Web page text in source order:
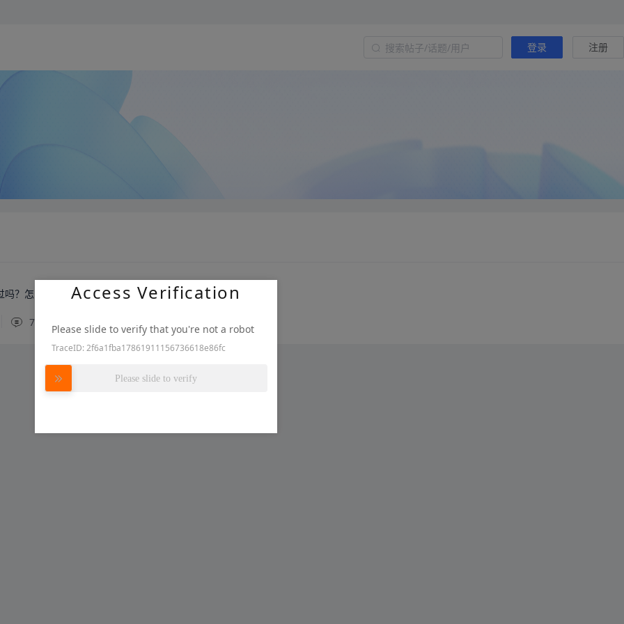
登录 注册
吗？怎么样准备入手一个求推荐
7
Access Verification
Please slide to verify that you're not a robot
TraceID: 2f6a1fba17861911156736618e86fc
Please slide to verify